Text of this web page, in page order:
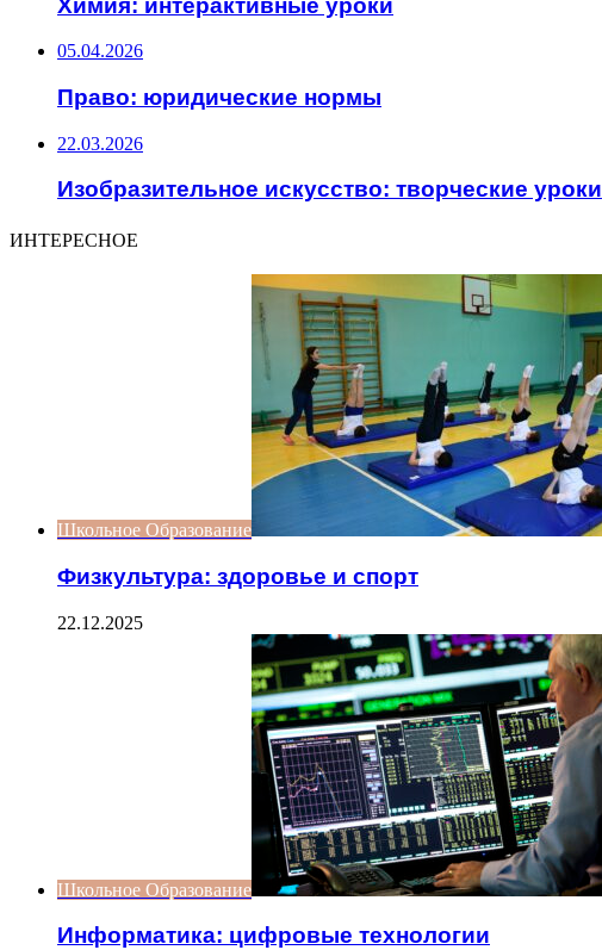
05.04.2026
Право: юридические нормы
22.03.2026
Изобразительное искусство: творческие уроки
ИНТЕРЕСНОЕ
Школьное Образование
Физкультура: здоровье и спорт
22.12.2025
Школьное Образование
Информатика: цифровые технологии